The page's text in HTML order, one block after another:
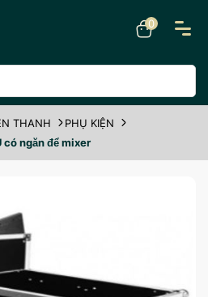
0
THANH
PHỤ KIỆN
ngăn để mixer